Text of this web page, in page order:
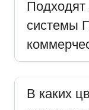
Подходят
системы
В каких